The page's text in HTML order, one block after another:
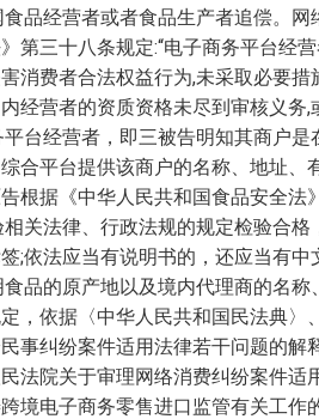
品经营者或者食品生产者追偿。
三十八条规定:“电子商务平台经
消费者合法权益行为,未采取必要
经营者的资质资格未尽到审核义务
台经营者，即三被告明知其商户
合平台提供该商户的名称、地址、
根据《中华人民共和国食品安全
关法律、行政法规的规定检验合
依法应当有说明书的，还应当有
品的原产地以及境内代理商的名
，依据〈中华人民共和国民法典〉
纠纷案件适用法律若干问题的解
法院关于审理网络消费纠纷案件适
境电子商务零售进口监管有关工作